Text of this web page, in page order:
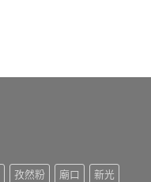
孜然粉 廟口
新光